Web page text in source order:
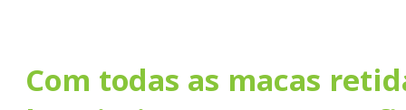
Com todas as macas